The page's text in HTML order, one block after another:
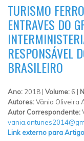
TURISMO
ENTRAVES DO
RESPONSÁVEL
BRASILEIRO
Ano: 2018 | Volume: 6 |
Autores:Vânia Oliveira
Autor Correspondente:
Link externo para Artigo